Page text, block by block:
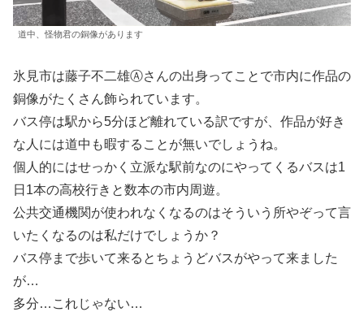
道中、怪物君の銅像があります
氷見市は藤子不二雄Ⓐさんの出身ってことで市内に作品の
銅像がたくさん飾られています。
バス停は駅から5分ほど離れている訳ですが、作品が好き
な人には道中も暇することが無いでしょうね。
個人的にはせっかく立派な駅前なのにやってくるバスは1
日1本の高校行きと数本の市内周遊。
公共交通機関が使われなくなるのはそういう所やぞって言
いたくなるのは私だけでしょうか？
バス停まで歩いて来るとちょうどバスがやって来ました
が…
多分…これじゃない…